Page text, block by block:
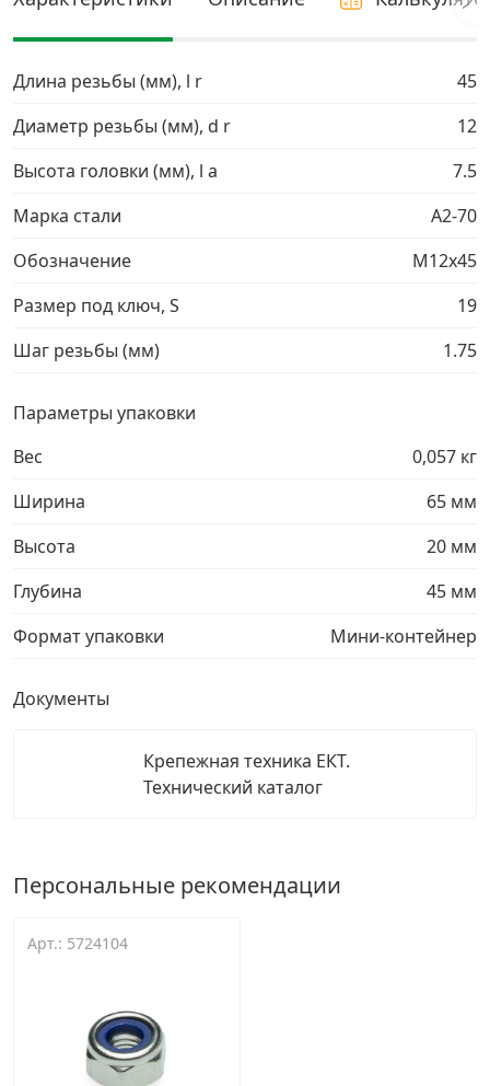
Грузовой крепеж
Кронштейны и крюки хозяйственные
Метрический крепеж
Электро и бензоинструмент, оборудование
Нержавеющий крепеж
Перфорированный крепеж
Длина резьбы (мм), l r
45
Диаметр резьбы (мм), d r
12
Высота головки (мм), l a
7.5
Марка стали
A2-70
Обозначение
М12х45
Размер под ключ, S
19
Шаг резьбы (мм)
1.75
Параметры упаковки
Вес
0,057 кг
Ширина
65 мм
Высота
20 мм
Глубина
45 мм
Формат упаковки
Мини-контейнер
Документы
Крепежная техника ЕКТ.
Технический каталог
Персональные рекомендации
Арт.: 5724104